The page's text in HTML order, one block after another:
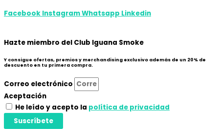
Facebook InstagramWhatsapp Linkedin
Hazte miembro del Club Iguana Smoke
Y consigue ofertas, premios y merchandising exclusivo además de un 20% de
descuento en tu primera compra.
Correo electrónico
Aceptación
He leído y acepto la política de privacidad
Suscríbete